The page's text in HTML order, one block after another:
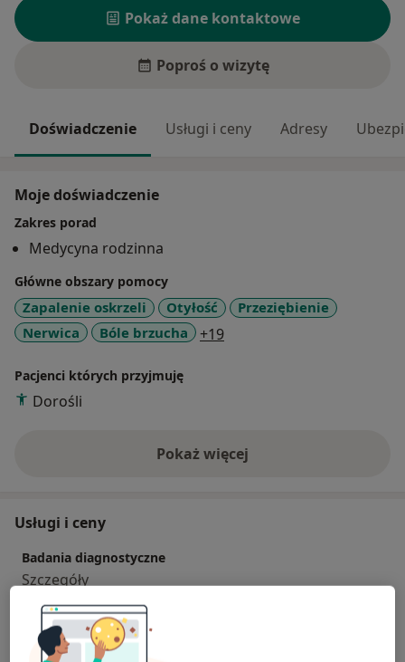
Pokaż dane kontaktowe
Poproś o wizytę
Doświadczenie Usługi i ceny Adresy
Moje doświadczenie
Zakres porad
Medycyna rodzinna
Główne obszary pomocy
Zapalenie oskrzeli Otyłość
Przeziębienie
Nerwica
Bóle brzucha +19a11y_sr_more_diseases
Pacjenci których przyjmuję
Dorośli
Pokaż więcejo doświadczeniu
Usługi i ceny
Badania diagnostyczne
Szczegóły
Badania krwi
Szczegóły